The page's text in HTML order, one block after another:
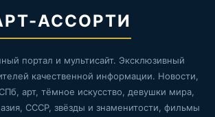
АССОРТИ
портал и мультисайт. Эксклюзивный
качественной информации. Новости,
арт, тёмное искусство, девушки мира,
СССР, звёзды и знаменитости, фильмы